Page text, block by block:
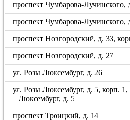
проспект Чумбарова-Лучинского,
проспект Чумбарова-Лучинского,
проспект Новгородский, д. 33,
проспект Новгородский, д. 27
ул. Розы Люксембург, д. 26
ул. Розы Люксембург, д. 5, корп. 1,
Люксембург, д. 5
проспект Троицкий, д. 14